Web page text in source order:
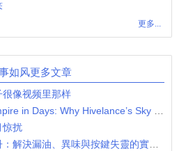
更多...
如风更多文章
像视频里那样
惊扰